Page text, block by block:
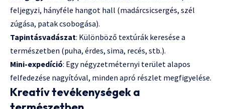
feljegyzi, hányféle hangot hall (madárcsicsergés, szél
zúgása, patak csobogása).
Tapintásvadászat: Különböző textúrák keresése a
természetben (puha, érdes, sima, recés, stb.).
Mini-expedíció: Egy négyzetméternyi terület alapos
felfedezése nagyítóval, minden apró részlet megfigyelése.
Kreatív tevékenységek a